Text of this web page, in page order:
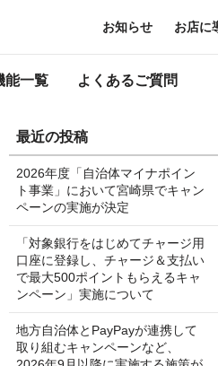
能一覧 よくあるご質問
お知らせ お店に
最近の投稿
2026年度「自治体マイナポイン
ト事業」において宮崎県でキャン
ペーンの実施が決定
「対象銀行をはじめてチャージ用
口座に登録し、チャージ＆支払い
で最大500ポイントもらえるキャ
ンペーン」実施について
地方自治体とPayPayが連携して
取り組むキャンペーンなど、